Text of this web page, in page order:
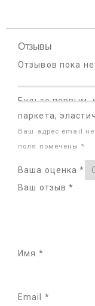
Отзывы
Отзывов пока
Будьте первым,
паркета,
Ваш адрес email не
поля помечены *
Ваша оценка*
Ваш отзыв*
Имя *
Email *